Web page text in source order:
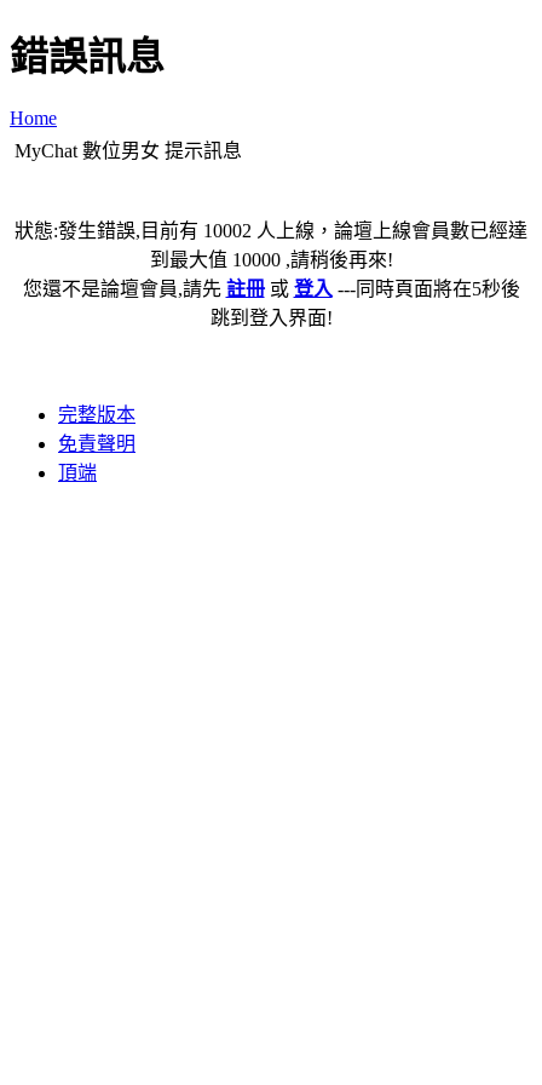
錯誤訊息
Home
MyChat 數位男女 提示訊息
狀態:發生錯誤,目前有 10002 人上線，論壇上線會員數已經達
到最大值 10000 ,請稍後再來!
您還不是論壇會員,請先 註冊或 登入 ---同時頁面將在5秒後
跳到登入界面!
完整版本
免責聲明
頂端